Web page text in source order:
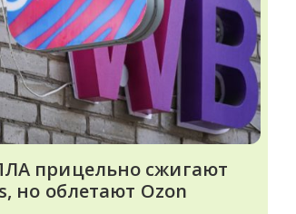
прицельно сжигают
но облетают Ozon